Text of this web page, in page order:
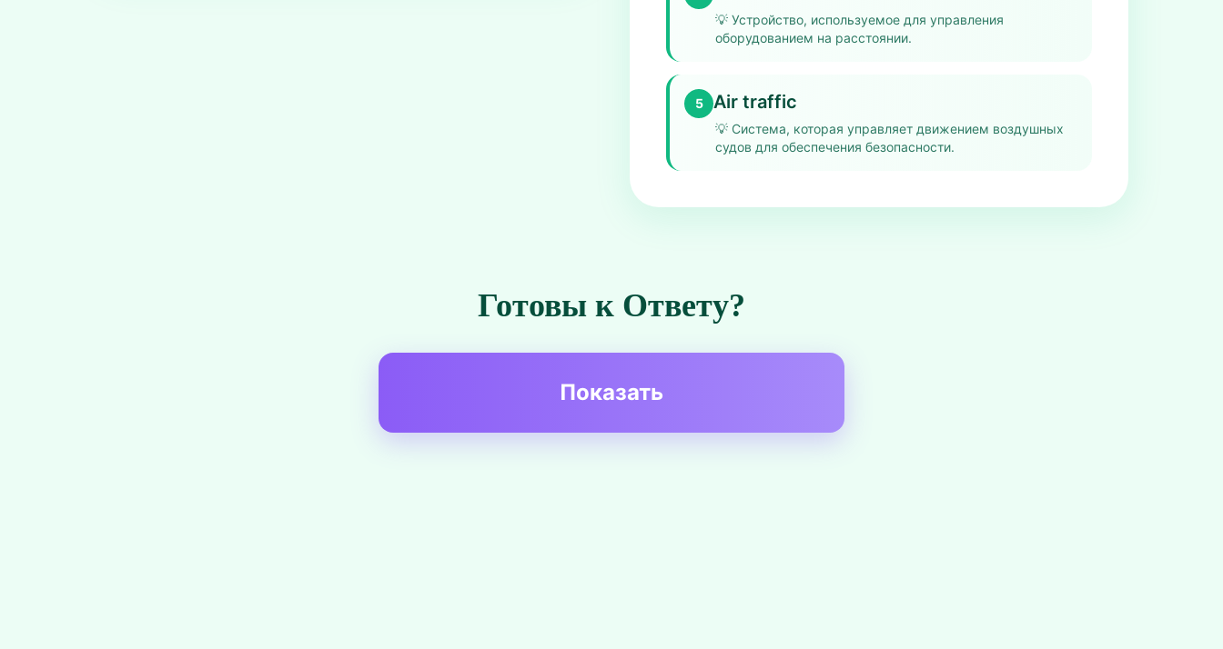
💡 Устройство, используемое для управления
оборудованием на расстоянии.
5 Air traffic
💡 Система, которая управляет движением воздушных
судов для обеспечения безопасности.
Готовы к Ответу?
Показать